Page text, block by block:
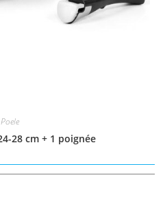
Poele
28 cm + 1 poignée